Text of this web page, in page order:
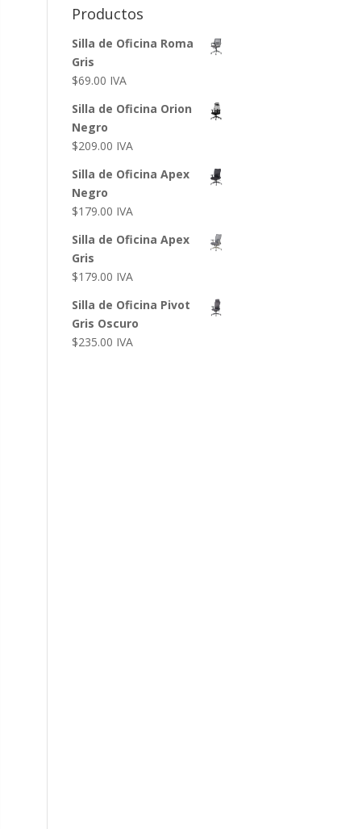
Productos
Silla de Oficina Roma
Gris
$69.00 IVA
Silla de Oficina Orion
Negro
$209.00 IVA
Silla de Oficina Apex
Negro
$179.00 IVA
Silla de Oficina Apex
Gris
$179.00 IVA
Silla de Oficina Pivot
Gris Oscuro
$235.00 IVA